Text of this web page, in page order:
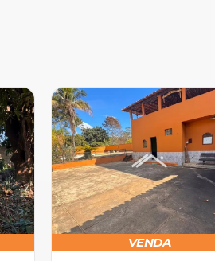
VENDA